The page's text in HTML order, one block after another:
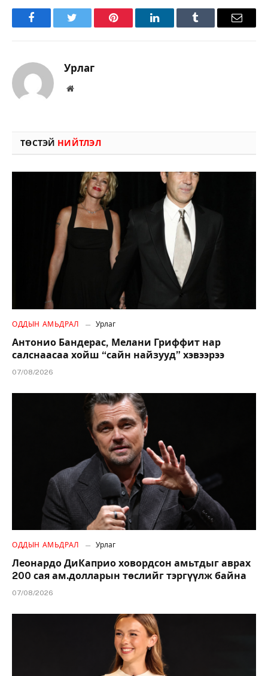
FacebookTwitter Pinterest LinkedInTumblr Имэйл
Урлаг
Вэбсайт
ТӨСТЭЙ НИЙТЛЭЛ
ОДДЫН АМЬДРАЛ Урлаг
Антонио Бандерас, Мелани Гриффит нар
салснаасаа хойш “сайн найзууд” хэвээрээ
07/08/2026
ОДДЫН АМЬДРАЛ Урлаг
Леонардо ДиКаприо ховордсон амьтдыг аврах
200 сая ам.долларын төслийг тэргүүлж байна
07/08/2026